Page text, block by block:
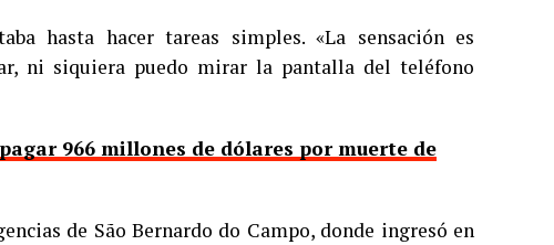
hasta hacer tareas simples. «La sensación es
ni siquiera puedo mirar la pantalla del teléfono
966 millones de dólares por muerte de
de São Bernardo do Campo, donde ingresó en